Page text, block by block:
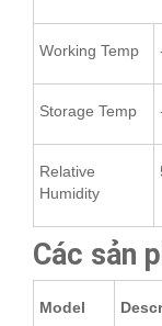
Working Temp
Storage Temp
Relative
Humidity
Các sản
Model